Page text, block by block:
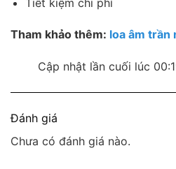
Tham khảo thêm: loa âm trần
Cập nhật lần cuối lúc
Đánh giá
Chưa có đánh giá nào.